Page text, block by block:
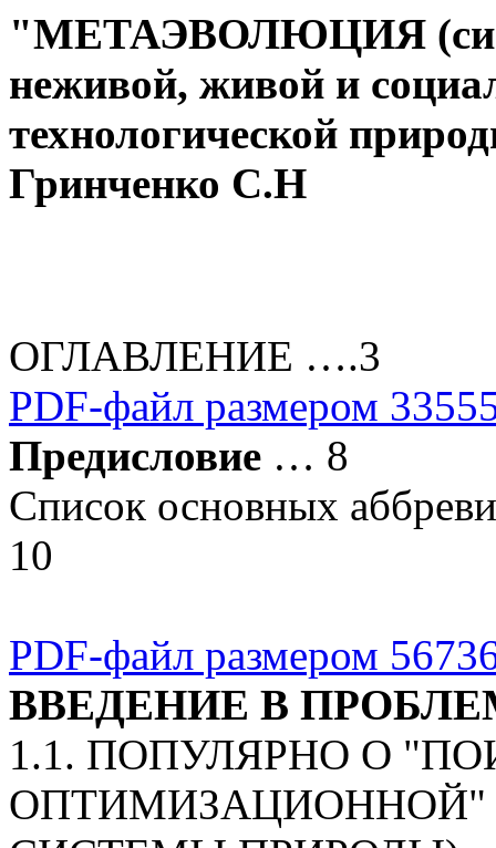
"МЕТАЭВОЛЮЦИЯ
неживой, живой и
технологической
Гринченко С.Н
ОГЛАВЛЕНИЕ ….3
PDF-файл размером
Предисловие … 8
Список основных
10
PDF-файл размером
ВВЕДЕНИЕ В
1.1. ПОПУЛЯРНО О